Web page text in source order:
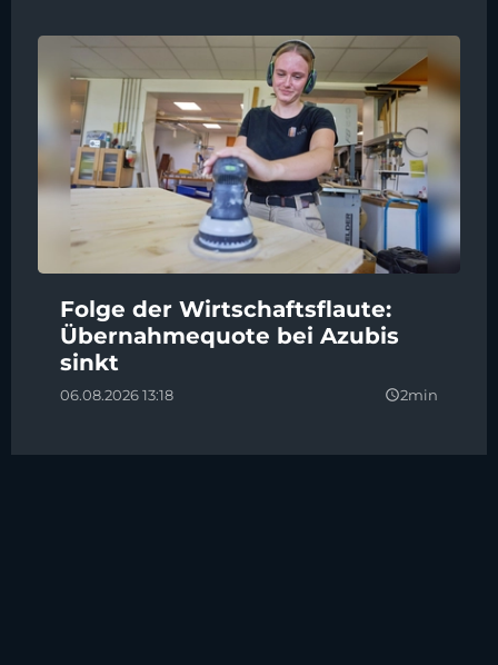
Folge der Wirtschaftsflaute:
Übernahmequote bei Azubis
sinkt
06.08.2026 13:18 query_builder2min